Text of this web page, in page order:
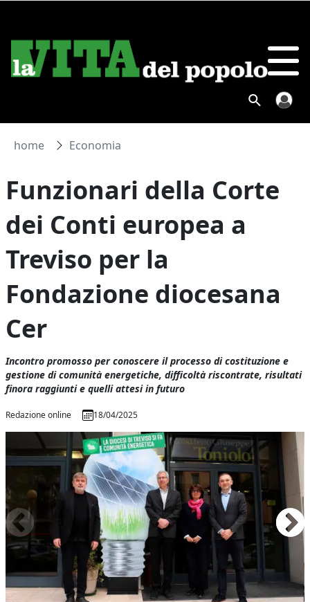
home Economia
Funzionari della Corte
dei Conti europea a
Treviso per la
Fondazione diocesana
Cer
Incontro promosso per conoscere il processo di costituzione e
gestione di comunità energetiche, difficoltà riscontrate, risultati
finora raggiunti e quelli attesi in futuro
Redazione online 18/04/2025